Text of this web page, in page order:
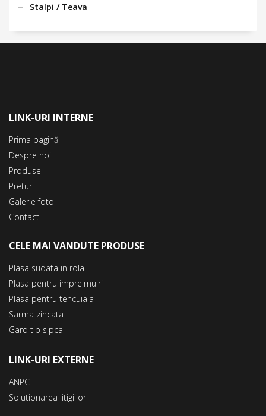
Stalpi / Teava
LINK-URI INTERNE
Prima pagină
Despre noi
Produse
Preturi
Galerie foto
Contact
CELE MAI VANDUTE PRODUSE
Plasa sudata in rola
Plasa pentru imprejmuiri
Plasa pentru tencuiala
Sarma zincata
Gard tip sipca
LINK-URI EXTERNE
ANPC
Solutionarea litigiilor